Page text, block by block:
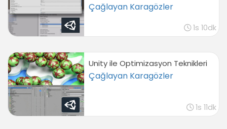
Çağlayan Karagözler
1s 10dk
Unity ile Optimizasyon Teknikleri
Çağlayan Karagözler
1s 11dk